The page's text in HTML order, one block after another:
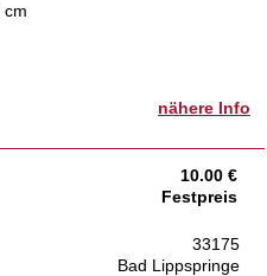
cm
Innenteil
- 140 cm Breite| 2 cm
nähere Info
10.00 €
Festpreis
33175
Bad Lippspringe